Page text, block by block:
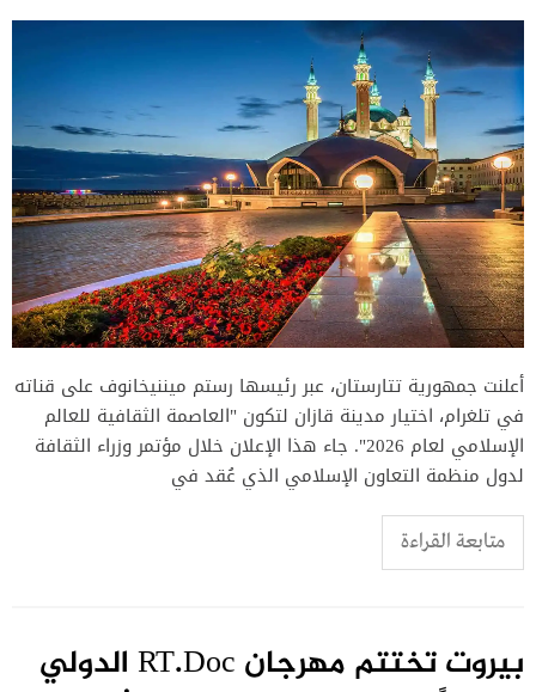
أعلنت جمهورية تتارستان، عبر رئيسها رستم ميننيخانوف على قناته
في تلغرام، اختيار مدينة قازان لتكون "العاصمة الثقافية للعالم
الإسلامي لعام 2026". جاء هذا الإعلان خلال مؤتمر وزراء الثقافة
لدول منظمة التعاون الإسلامي الذي عُقد في
متابعة القراءة
بيروت تختتم مهرجان RT.Doc الدولي